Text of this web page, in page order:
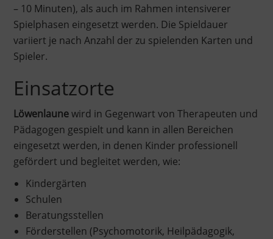
– 10 Minuten), als auch im Rahmen intensiverer
Spielphasen eingesetzt werden. Die Spieldauer
variiert je nach Anzahl der zu spielenden Karten und
Spieler.
Einsatzorte
Löwenlaunewird in Gegenwart von Therapeuten und
Pädagogen gespielt und kann in allen Bereichen
eingesetzt werden, in denen Kinder professionell
gefördert und begleitet werden, wie:
Kindergärten
Schulen
Beratungsstellen
Förderstellen (Psychomotorik, Heilpädagogik,